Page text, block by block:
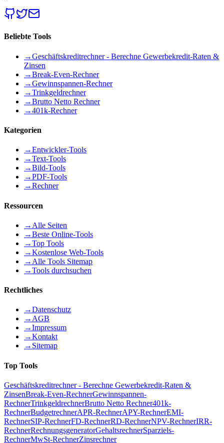
Beliebte Tools
→Geschäftskreditrechner - Berechne Gewerbekredit-Raten &
Zinsen
→Break-Even-Rechner
→Gewinnspannen-Rechner
→Trinkgeldrechner
→Brutto Netto Rechner
→401k-Rechner
Kategorien
→Entwickler-Tools
→Text-Tools
→Bild-Tools
→PDF-Tools
→Rechner
Ressourcen
→ Alle Seiten
→Beste Online-Tools
→Top Tools
→Kostenlose Web-Tools
→ Alle Tools Sitemap
→Tools durchsuchen
Rechtliches
→Datenschutz
→ AGB
→Impressum
→Kontakt
→ Sitemap
Top Tools
Geschäftskreditrechner - Berechne Gewerbekredit-Raten &
ZinsenBreak-Even-RechnerGewinnspannen-
RechnerTrinkgeldrechnerBrutto Netto Rechner401k-
RechnerBudgetrechnerAPR-RechnerAPY-RechnerEMI-
RechnerSIP-RechnerFD-RechnerRD-RechnerNPV-RechnerIRR-
RechnerRechnungsgeneratorGehaltsrechnerSparziels-
RechnerMwSt-RechnerZinsrechner